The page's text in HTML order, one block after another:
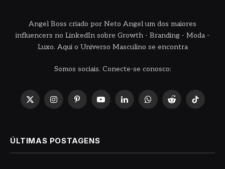
Angel Boss criado por Neto Angel um dos maiores
influencers no LinkedIn sobre Growth - Branding - Moda -
Luxo. Aqui o Universo Masculino se encontra
Somos sociais. Conecte-se conosco:
X
InstagramPinterestYouTubeLinkedInWhatsApp
Reddit TikTok
ÚLTIMAS POSTAGENS